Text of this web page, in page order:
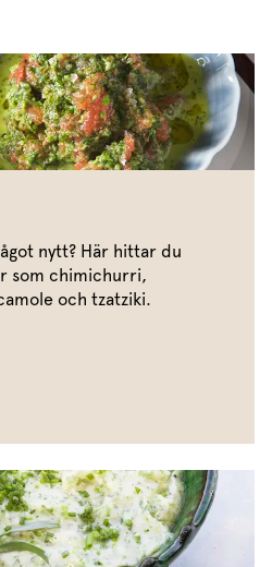
nytt? Här hittar du
som chimichurri,
och tzatziki.